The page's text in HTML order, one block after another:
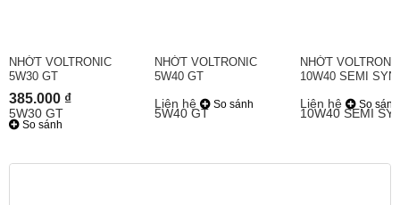
NHỚT VOLTRONIC
5W30 GT
385.000 ₫
So sánh
NHỚT VOLTRONIC
5W40 GT
Liên hệ So sánh
NHỚT
10W40 SEMI
Liên hệ So sánh